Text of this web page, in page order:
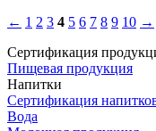
← 1 2 3 4 5 6 7 8 9 10 →
Сертификация
Пищевая продукция
Напитки
Сертификация
Вода